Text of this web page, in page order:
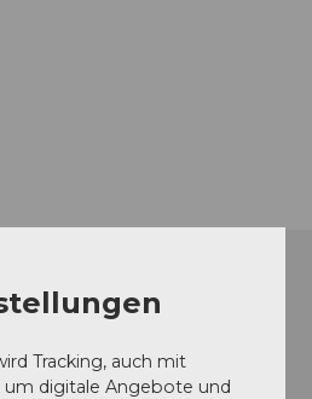
Tracking, auch mit
um digitale Angebote und